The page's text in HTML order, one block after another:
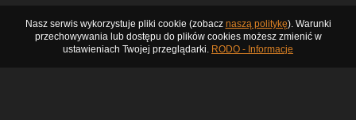
Nasz serwis wykorzystuje pliki cookie (zobacz naszą politykę). Warunki
przechowywania lub dostępu do plików cookies możesz zmienić w
ustawieniach Twojej przeglądarki. RODO - Informacje